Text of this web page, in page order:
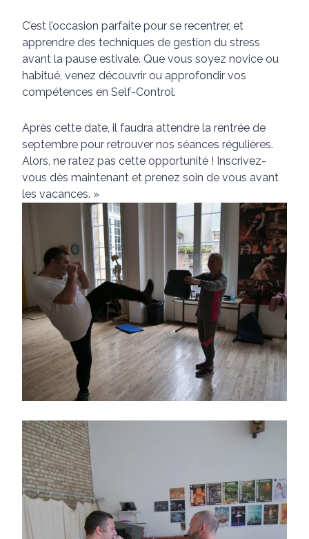
C’est l’occasion parfaite pour se recentrer, et
apprendre des techniques de gestion du stress
avant la pause estivale. Que vous soyez novice ou
habitué, venez découvrir ou approfondir vos
compétences en Self-Control.
Après cette date, il faudra attendre la rentrée de
septembre pour retrouver nos séances régulières.
Alors, ne ratez pas cette opportunité ! Inscrivez-
vous dès maintenant et prenez soin de vous avant
les vacances. »